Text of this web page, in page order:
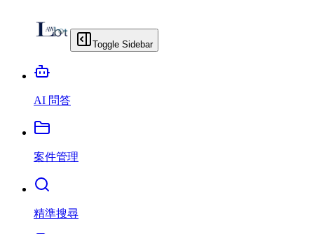
Toggle Sidebar
AI 問答
案件管理
精準搜尋